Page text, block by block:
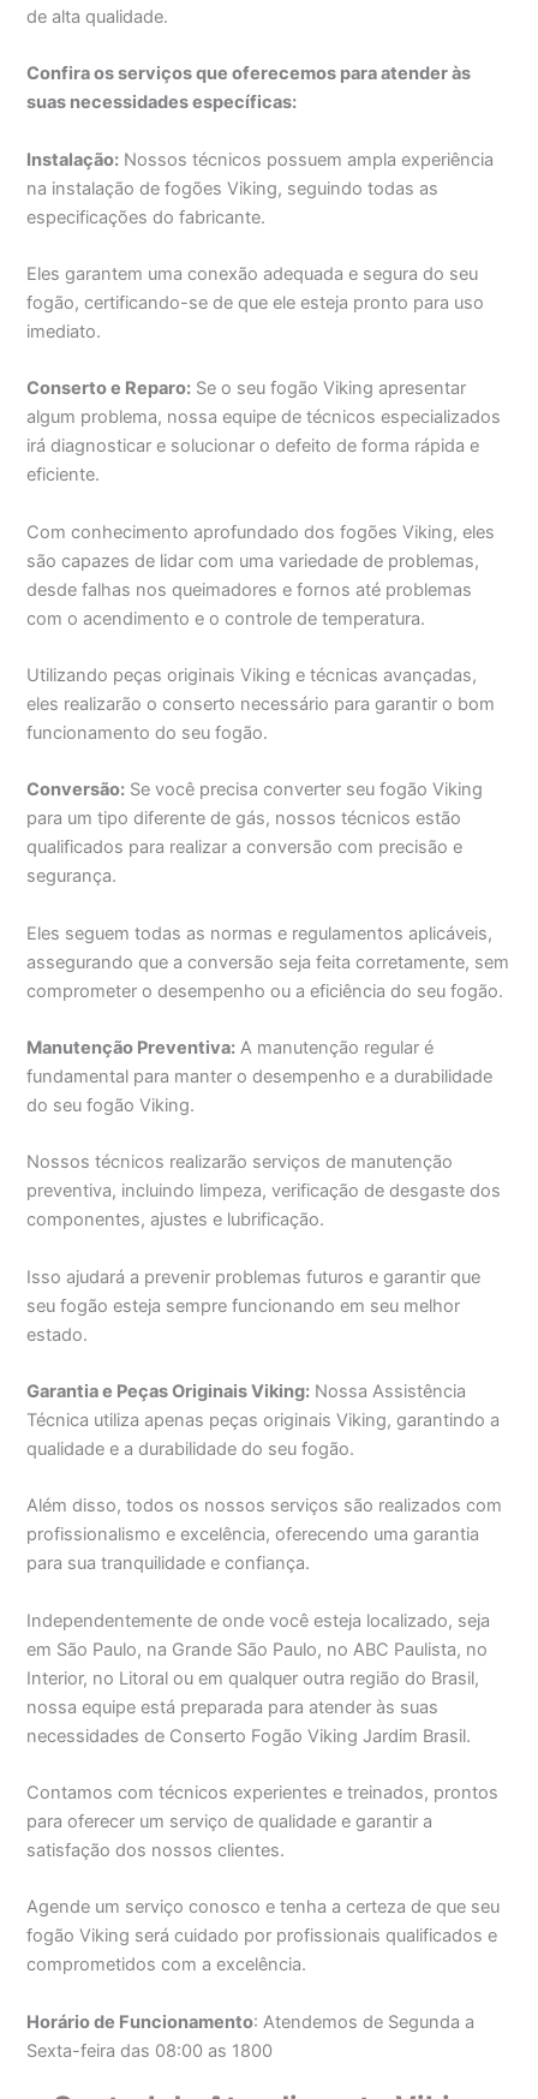
de alta qualidade.
Confira os serviços que oferecemos para atender às
suas necessidades específicas:
Instalação: Nossos técnicos possuem ampla experiência
na instalação de fogões Viking, seguindo todas as
especificações do fabricante.
Eles garantem uma conexão adequada e segura do seu
fogão, certificando-se de que ele esteja pronto para uso
imediato.
Conserto e Reparo: Se o seu fogão Viking apresentar
algum problema, nossa equipe de técnicos especializados
irá diagnosticar e solucionar o defeito de forma rápida e
eficiente.
Com conhecimento aprofundado dos fogões Viking, eles
são capazes de lidar com uma variedade de problemas,
desde falhas nos queimadores e fornos até problemas
com o acendimento e o controle de temperatura.
Utilizando peças originais Viking e técnicas avançadas,
eles realizarão o conserto necessário para garantir o bom
funcionamento do seu fogão.
Conversão: Se você precisa converter seu fogão Viking
para um tipo diferente de gás, nossos técnicos estão
qualificados para realizar a conversão com precisão e
segurança.
Eles seguem todas as normas e regulamentos aplicáveis,
assegurando que a conversão seja feita corretamente, sem
comprometer o desempenho ou a eficiência do seu fogão.
Manutenção Preventiva: A manutenção regular é
fundamental para manter o desempenho e a durabilidade
do seu fogão Viking.
Nossos técnicos realizarão serviços de manutenção
preventiva, incluindo limpeza, verificação de desgaste dos
componentes, ajustes e lubrificação.
Isso ajudará a prevenir problemas futuros e garantir que
seu fogão esteja sempre funcionando em seu melhor
estado.
Garantia e Peças Originais Viking: Nossa Assistência
Técnica utiliza apenas peças originais Viking, garantindo a
qualidade e a durabilidade do seu fogão.
Além disso, todos os nossos serviços são realizados com
profissionalismo e excelência, oferecendo uma garantia
para sua tranquilidade e confiança.
Independentemente de onde você esteja localizado, seja
em São Paulo, na Grande São Paulo, no ABC Paulista, no
Interior, no Litoral ou em qualquer outra região do Brasil,
nossa equipe está preparada para atender às suas
necessidades de Conserto Fogão Viking Jardim Brasil.
Contamos com técnicos experientes e treinados, prontos
para oferecer um serviço de qualidade e garantir a
satisfação dos nossos clientes.
Agende um serviço conosco e tenha a certeza de que seu
fogão Viking será cuidado por profissionais qualificados e
comprometidos com a excelência.
Horário de Funcionamento: Atendemos de Segunda a
Sexta-feira das 08:00 as 1800